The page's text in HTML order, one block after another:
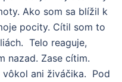
Ako som sa blížil k
pocity. Cítil som to
Telo reaguje,
nazad. Zase cítim.
vôkol ani živáčika. Pod